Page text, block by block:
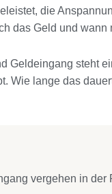
die
das Geld und
Geldeingang steht
Wie lange das
vergehen in